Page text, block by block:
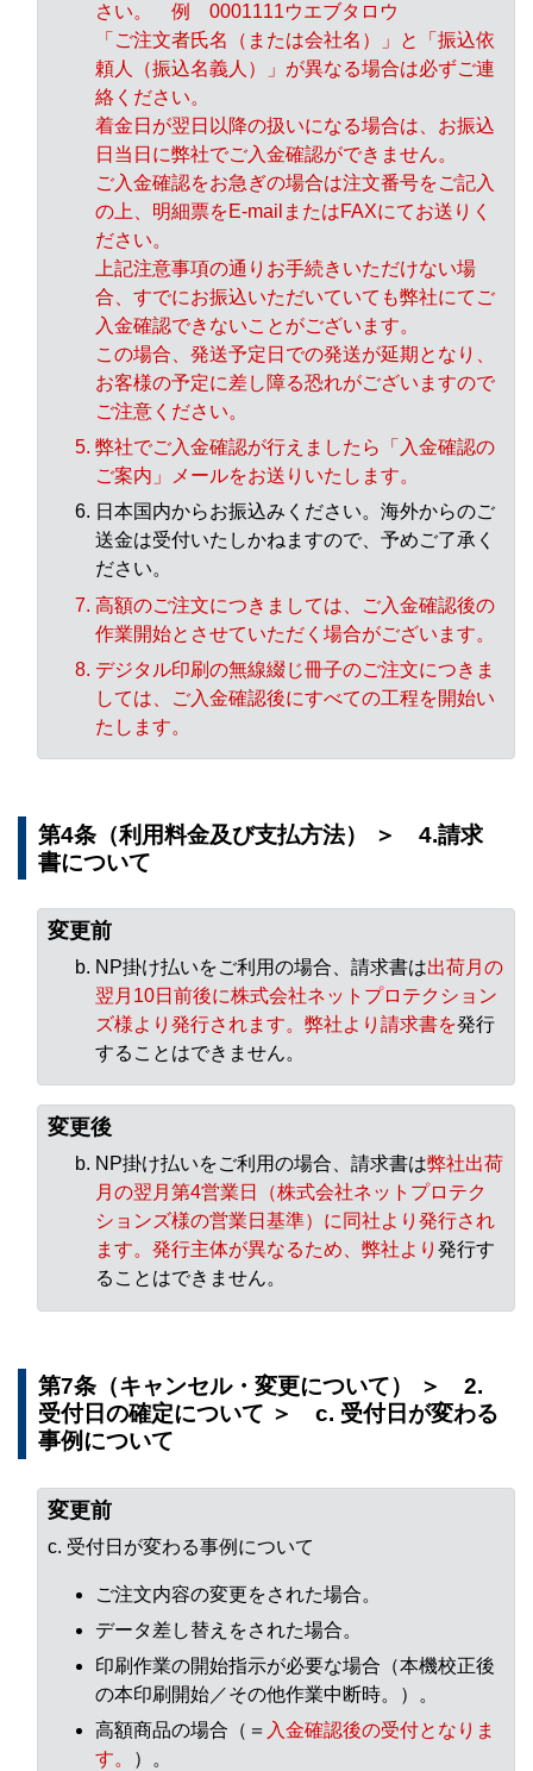
さい。 例 0001111ウエブタロウ
「ご注文者氏名（または会社名）」と「振込依
頼人（振込名義人）」が異なる場合は必ずご連
絡ください。
着金日が翌日以降の扱いになる場合は、お振込
日当日に弊社でご入金確認ができません。
ご入金確認をお急ぎの場合は注文番号をご記入
の上、明細票をE-mailまたはFAXにてお送りく
ださい。
上記注意事項の通りお手続きいただけない場
合、すでにお振込いただいていても弊社にてご
入金確認できないことがございます。
この場合、発送予定日での発送が延期となり、
お客様の予定に差し障る恐れがございますので
ご注意ください。
弊社でご入金確認が行えましたら「入金確認の
ご案内」メールをお送りいたします。
日本国内からお振込みください。海外からのご
送金は受付いたしかねますので、予めご了承く
ださい。
高額のご注文につきましては、ご入金確認後の
作業開始とさせていただく場合がございます。
デジタル印刷の無線綴じ冊子のご注文につきま
しては、ご入金確認後にすべての工程を開始い
たします。
第4条（利用料金及び支払方法） ＞ 4.請求
書について
変更前
NP掛け払いをご利用の場合、請求書は出荷月の
翌月10日前後に株式会社ネットプロテクション
ズ様より発行されます。弊社より請求書を発行
することはできません。
変更後
NP掛け払いをご利用の場合、請求書は弊社出荷
月の翌月第4営業日（株式会社ネットプロテク
ションズ様の営業日基準）に同社より発行され
ます。発行主体が異なるため、弊社より 発行す
ることはできません。
第7条（キャンセル・変更について） ＞ 2.
受付日の確定について ＞ c. 受付日が変わる
事例について
変更前
c. 受付日が変わる事例について
ご注文内容の変更をされた場合。
データ差し替えをされた場合。
印刷作業の開始指示が必要な場合（本機校正後
の本印刷開始／その他作業中断時。）。
高額商品の場合（＝ 入金確認後の受付となりま
す。
）。